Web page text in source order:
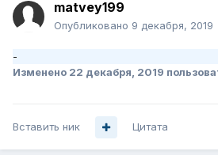
matvey199
Опубликовано 9 декабря, 2019
-
Изменено 22 декабря, 2019
Вставить ник Цитата